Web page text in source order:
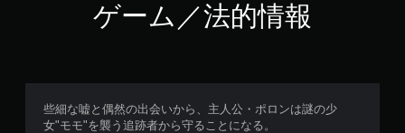
ゲーム／法的情報
些細な嘘と偶然の出会いから、主人公・ポロンは謎の少
女"モモ"を襲う追跡者から守ることになる。